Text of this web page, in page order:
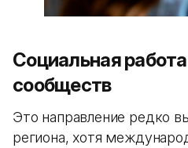
Социальная
сообществ
Это направление редко
региона, хотя